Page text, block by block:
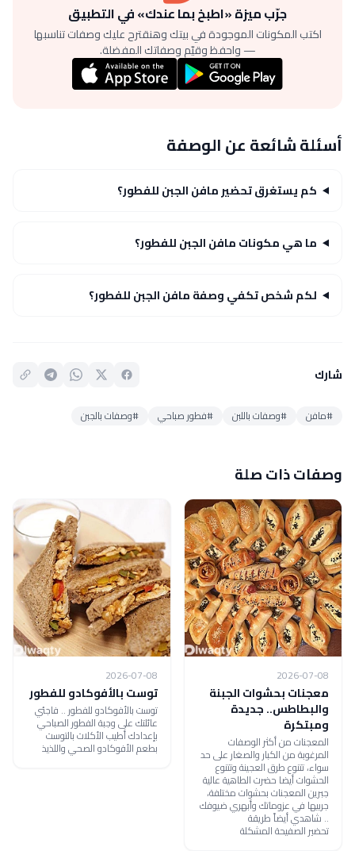
جرّب ميزة «اطبخ بما عندك» في التطبيق
اكتب المكونات الموجودة في بيتك وهنقترح عليك وصفات تناسبها
— واحفظ وقيّم وصفاتك المفضلة.
أسئلة شائعة عن الوصفة
كم يستغرق تحضير مافن الجبن للفطور؟
ما هي مكونات مافن الجبن للفطور؟
لكم شخص تكفي وصفة مافن الجبن للفطور؟
شارك
#مافن #وصفات باللبن #فطور صباحي #وصفات بالجبن
وصفات ذات صلة
2026-07-08
معجنات بحشوات الجبنة
والبطاطس.. جديدة
ومبتكرة
المعجنات من أكثر الوصفات
المرغوبة من الكبار والصغار على حد
سواء، تتنوع طرق العجينة وتتنوع
الحشوات أيضا حضرت الطاهية عالية
جبرين المعجنات بحشوات مختلفة،
جربيها في عزوماتك وأبهري ضيوفك
.. شاهدي أيضاً طريقة
تحضير الصفيحة المشكلة
2026-07-08
توست بالأفوكادو للفطور
توست بالأفوكادو للفطور .. فاجئي
عائلتك على وجبة الفطور الصباحي
بإعدادك أطيب الأكلات بالتوست
بطعم الأفوكادو الصحي واللذيذ